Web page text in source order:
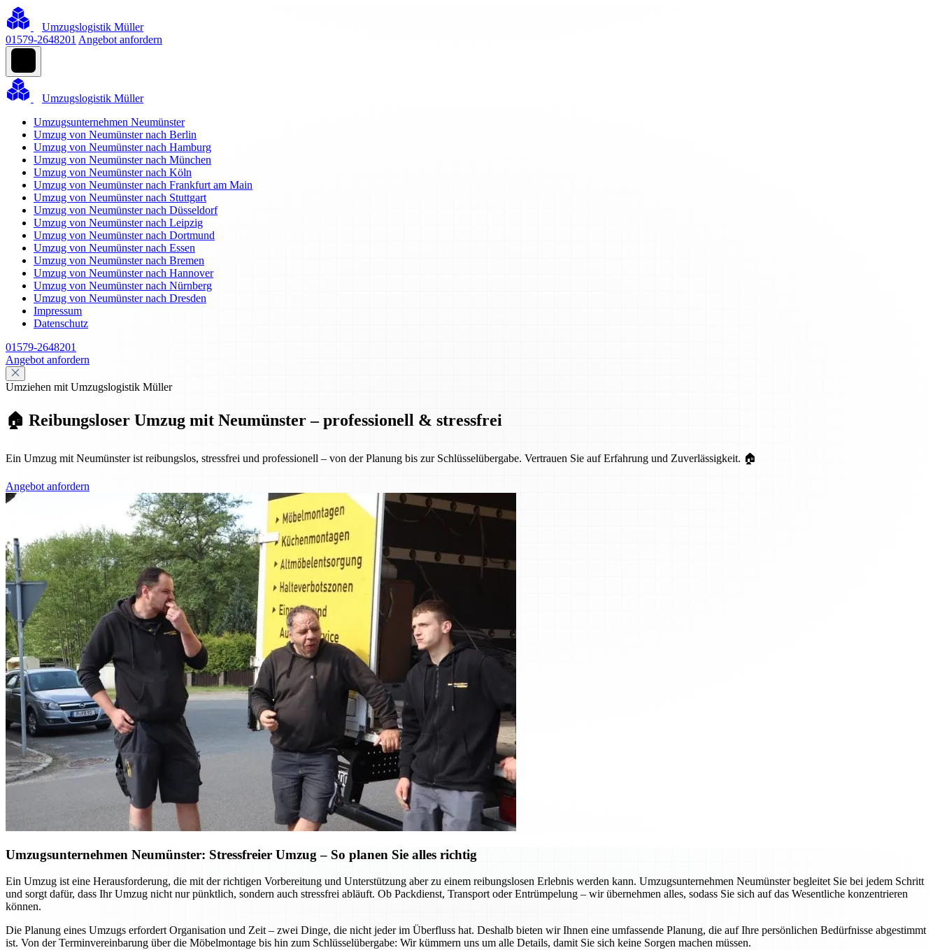
Umzugslogistik Müller
01579-2648201 Angebot anfordern
Umzugslogistik Müller
Umzugsunternehmen Neumünster
Umzug von Neumünster nach Berlin
Umzug von Neumünster nach Hamburg
Umzug von Neumünster nach München
Umzug von Neumünster nach Köln
Umzug von Neumünster nach Frankfurt am Main
Umzug von Neumünster nach Stuttgart
Umzug von Neumünster nach Düsseldorf
Umzug von Neumünster nach Leipzig
Umzug von Neumünster nach Dortmund
Umzug von Neumünster nach Essen
Umzug von Neumünster nach Bremen
Umzug von Neumünster nach Hannover
Umzug von Neumünster nach Nürnberg
Umzug von Neumünster nach Dresden
Impressum
Datenschutz
01579-2648201
Angebot anfordern
Umziehen mit Umzugslogistik Müller
🏠 Reibungsloser Umzug mit Neumünster – professionell & stressfrei
Ein Umzug mit Neumünster ist reibungslos, stressfrei und professionell – von der Planung bis zur Schlüsselübergabe. Vertrauen Sie auf Erfahrung und Zuverlässigkeit. 🏠
Angebot anfordern
Umzugsunternehmen Neumünster: Stressfreier Umzug – So planen Sie alles richtig
Ein Umzug ist eine Herausforderung, die mit der richtigen Vorbereitung und Unterstützung aber zu einem reibungslosen Erlebnis werden kann. Umzugsunternehmen Neumünster begleitet Sie bei jedem Schritt
und sorgt dafür, dass Ihr Umzug nicht nur pünktlich, sondern auch stressfrei abläuft. Ob Packdienst, Transport oder Entrümpelung – wir übernehmen alles, sodass Sie sich auf das Wesentliche konzentrieren
können.
Die Planung eines Umzugs erfordert Organisation und Zeit – zwei Dinge, die nicht jeder im Überfluss hat. Deshalb bieten wir Ihnen eine umfassende Planung, die auf Ihre persönlichen Bedürfnisse abgestimmt
ist. Von der Terminvereinbarung über die Möbelmontage bis hin zum Schlüsselübergabe: Wir kümmern uns um alle Details, damit Sie sich keine Sorgen machen müssen.